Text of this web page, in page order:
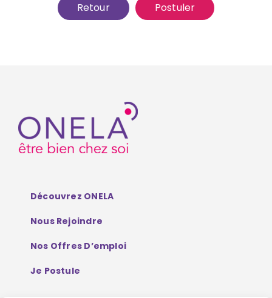
Retour Postuler
Découvrez ONELA
Nous Rejoindre
Nos Offres D’emploi
Je Postule